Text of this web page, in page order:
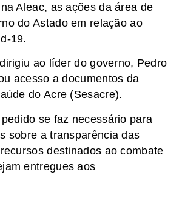
Aleac, as ações da área de
do Astado em relação ao
19.
ao líder do governo, Pedro
acesso a documentos da
do Acre (Sesacre).
se faz necessário para
sobre a transparência das
destinados ao combate
entregues aos